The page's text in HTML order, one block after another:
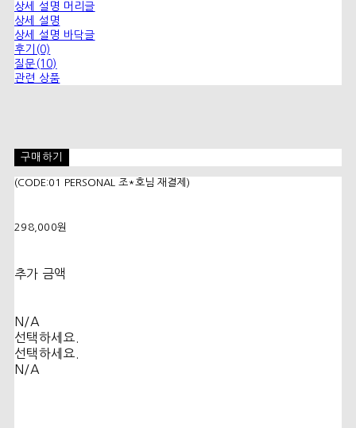
상세 설명 머리글
상세 설명
상세 설명 바닥글
후기(0)
질문(10)
관련 상품
구매하기
(CODE:01 PERSONAL 조*호님 재결제)
298,000원
추가 금액
N/A
선택하세요.
선택하세요.
N/A